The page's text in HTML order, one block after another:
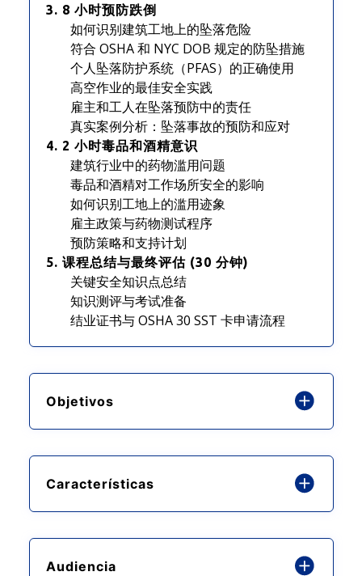
3. 8 小时预防跌倒
如何识别建筑工地上的坠落危险
符合 OSHA 和 NYC DOB 规定的防坠措施
个人坠落防护系统（PFAS）的正确使用
高空作业的最佳安全实践
雇主和工人在坠落预防中的责任
真实案例分析：坠落事故的预防和应对
4. 2 小时毒品和酒精意识
建筑行业中的药物滥用问题
毒品和酒精对工作场所安全的影响
如何识别工地上的滥用迹象
雇主政策与药物测试程序
预防策略和支持计划
5. 课程总结与最终评估 (30 分钟)
关键安全知识点总结
知识测评与考试准备
结业证书与 OSHA 30 SST 卡申请流程
Objetivos
Características
Audiencia